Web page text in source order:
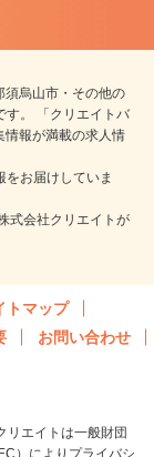
須烏山市・その他の
す。 「クリエイトバ
情報が満載の求人情
お届けしていま
式会社クリエイトが
トマップ
お問い合わせ
リエイトは一般財団
）によりプライバシ